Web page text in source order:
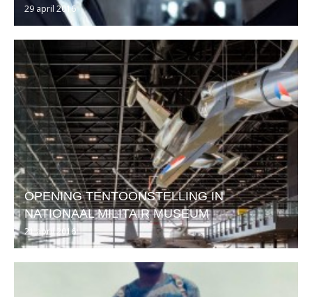
29 april 2016
OPENING TENTOONSTELLING IN
NATIONAAL MILITAIR MUSEUM
21 april 2016